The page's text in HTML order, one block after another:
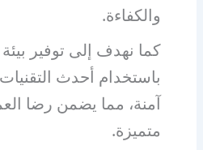
والكفاءة.
كما نهدف إلى توفير
باستخدام أحدث
آمنة، مما يضمن رضا
متميزة.